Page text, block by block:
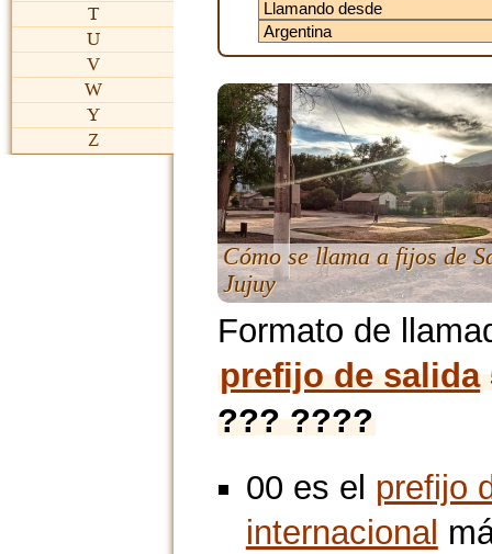
T
U
V
W
Y
Z
Cómo se llama a fijos de
Jujuy
Formato de
prefijo de salida
??? ????
00 es el prefijo
internacional